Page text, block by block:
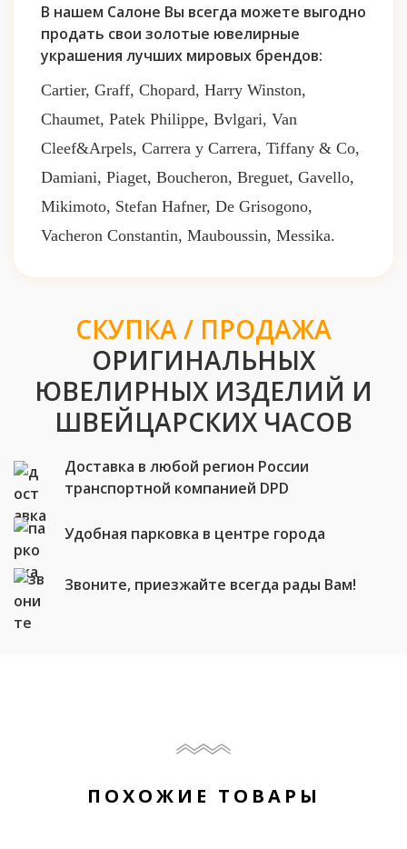
В нашем Салоне Вы всегда можете выгодно
продать свои золотые ювелирные
украшения лучших мировых брендов:
Cartier, Graff, Chopard, Harry Winston,
Chaumet, Patek Philippe, Bvlgari, Van
Cleef&Arpels, Carrera y Carrera, Tiffany & Co,
Damiani, Piaget, Boucheron, Breguet, Gavello,
Mikimoto, Stefan Hafner, De Grisogono,
Vacheron Constantin, Mauboussin, Messika.
СКУПКА / ПРОДАЖА
ОРИГИНАЛЬНЫХ
ЮВЕЛИРНЫХ ИЗДЕЛИЙ И
ШВЕЙЦАРСКИХ ЧАСОВ
Доставка в любой регион России
транспортной компанией DPD
Удобная парковка в центре города
Звоните, приезжайте всегда рады Вам!
ПОХОЖИЕ ТОВАРЫ